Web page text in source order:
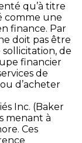
qu’à titre
comme une
finance. Par
doit pas être
de
financier
de
d’acheter
Inc. (Baker
menant à
Ces